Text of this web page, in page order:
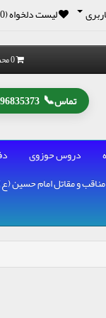
لیست دلخواه (0)
0 محصول - 0 تومان
تماس📞
دروس حوزوی
مناقب و مقاتل امام حسین